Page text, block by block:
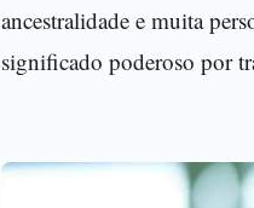
ancestralidade e muita
significado poderoso por